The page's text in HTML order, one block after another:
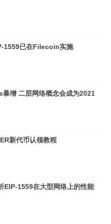
1559已在Filecoin实施
暴增 二层网络概念会成为2021
新代币认领教程
EIP-1559在大型网络上的性能